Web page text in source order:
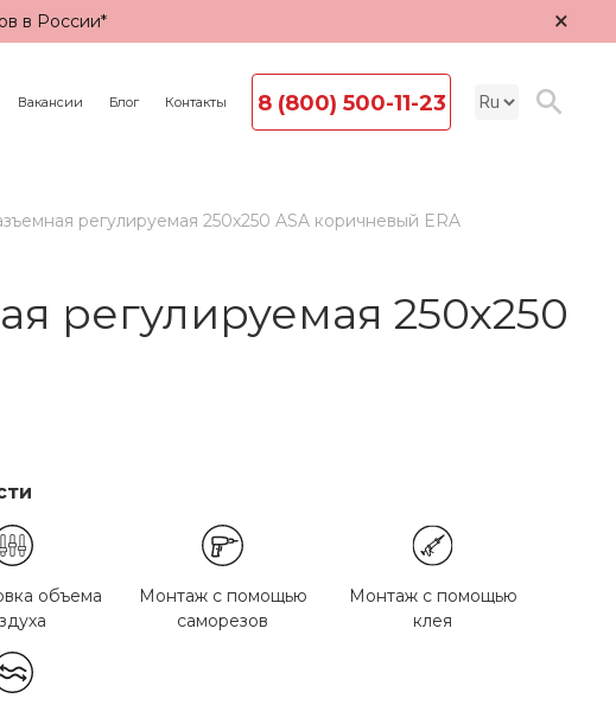
в России* ×
Вакансии Блог Контакты 8 (800) 500-11-23
регулируемая 250х250 ASA коричневый ERA
регулируемая 250х250
объема
Монтаж с помощью
саморезов
Монтаж с помощью
клея